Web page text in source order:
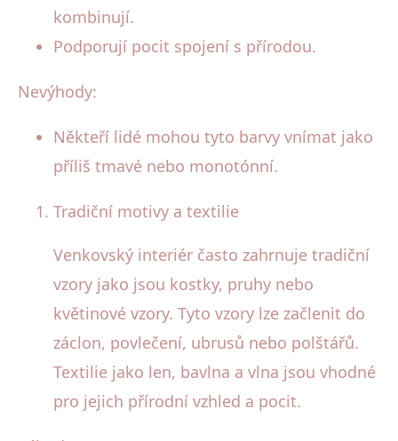
kombinují.
Podporují pocit spojení s přírodou.
Nevýhody:
Někteří lidé mohou tyto barvy vnímat jako
příliš tmavé nebo monotónní.
Tradiční motivy a textilie
Venkovský interiér často zahrnuje tradiční
vzory jako jsou kostky, pruhy nebo
květinové vzory. Tyto vzory lze začlenit do
záclon, povlečení, ubrusů nebo polštářů.
Textilie jako len, bavlna a vlna jsou vhodné
pro jejich přírodní vzhled a pocit.